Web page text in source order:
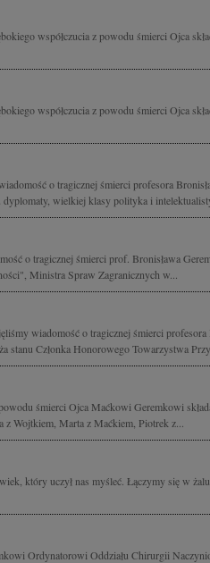
współczucia z powodu śmierci Ojca
współczucia z powodu śmierci Ojca
o tragicznej śmierci profesora
wielkiej klasy polityka i
o tragicznej śmierci prof. Bronisława
Ministra Spraw Zagranicznych w...
wiadomość o tragicznej śmierci profesora
stanu Członka Honorowego Towarzystwa
śmierci Ojca Maćkowi Geremkowi
Wojtkiem, Marta z Maćkiem, Piotrek z...
który uczył nas myśleć. Łączymy się w
Ordynatorowi Oddziału Chirurgii